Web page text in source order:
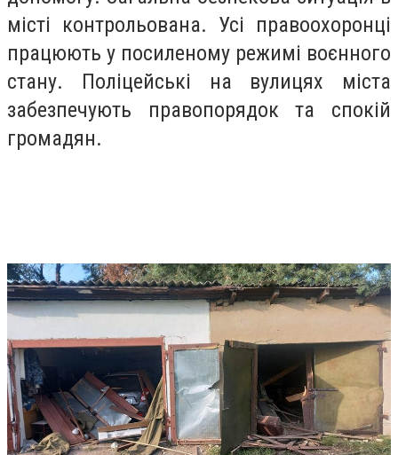
місті контрольована. Усі правоохоронці
працюють у посиленому режимі воєнного
стану. Поліцейські на вулицях міста
забезпечують правопорядок та спокій
громадян.